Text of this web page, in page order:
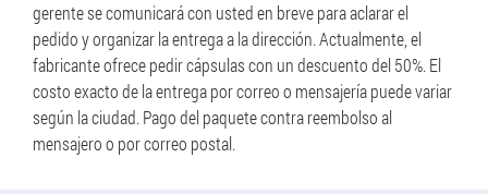
gerente se comunicará con usted en breve para aclarar el
pedido y organizar la entrega a la dirección. Actualmente, el
fabricante ofrece pedir cápsulas con un descuento del 50%. El
costo exacto de la entrega por correo o mensajería puede variar
según la ciudad. Pago del paquete contra reembolso al
mensajero o por correo postal.